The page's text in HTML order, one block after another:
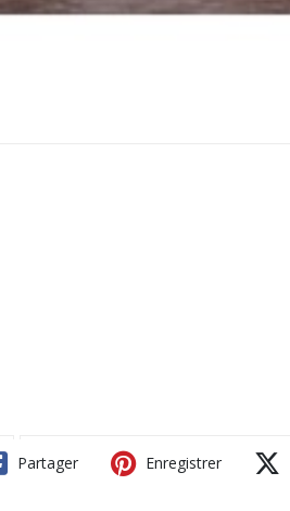
Partager Enregistrer